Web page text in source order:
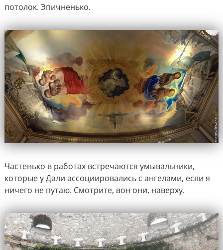
потолок. Эпичненько.
Частенько в работах встречаются умывальники,
которые у Дали ассоциировались с ангелами, если я
ничего не путаю. Смотрите, вон они, наверху.